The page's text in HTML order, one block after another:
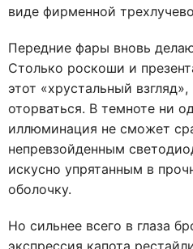
виде фирменной
Передние фары вновь
Столько роскоши и
этот «хрустальный
оторваться. В темноте ни
иллюминация не сможет
непревзойденным
искусно упрятанным в
оболочку.
Но сильнее всего в глаза
экспрессия капота